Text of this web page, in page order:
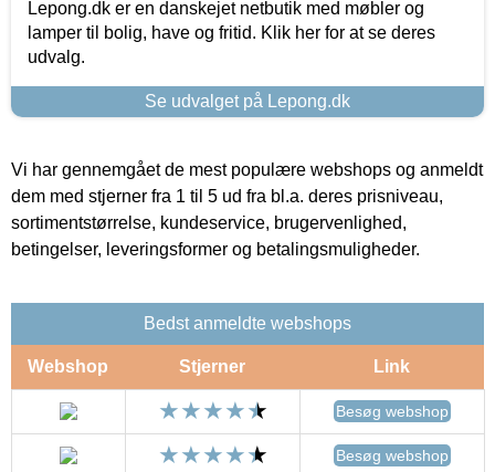
Lepong.dk er en danskejet netbutik med møbler og
lamper til bolig, have og fritid. Klik her for at se deres
udvalg.
Se udvalget på Lepong.dk
Vi har gennemgået de mest populære webshops og anmeldt
dem med stjerner fra 1 til 5 ud fra bl.a. deres prisniveau,
sortimentstørrelse, kundeservice, brugervenlighed,
betingelser, leveringsformer og betalingsmuligheder.
Bedst anmeldte webshops
Webshop Stjerner Link
Besøg webshop
Besøg webshop